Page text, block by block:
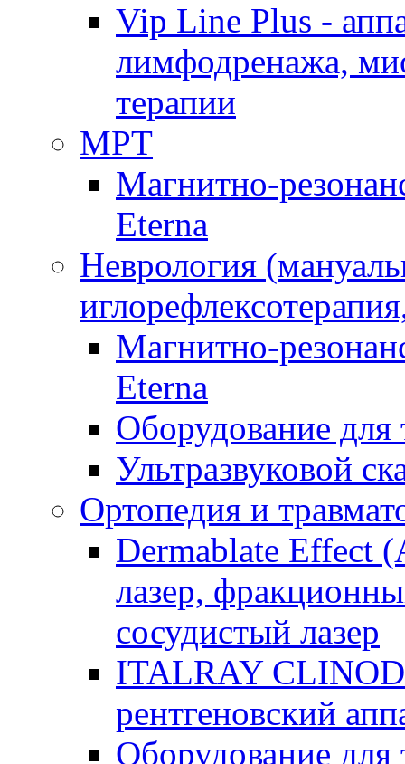
Vip Line Plus -
лимфодренажа,
терапии
МРТ
Магнитно-
Eterna
Неврология
Магнитно-
Eterna
Оборудование
Ультразвуковой
Ортопедия и
Dermablate Effect
лазер,
сосудистый лазер
ITALRAY
рентгеновский
Оборудование